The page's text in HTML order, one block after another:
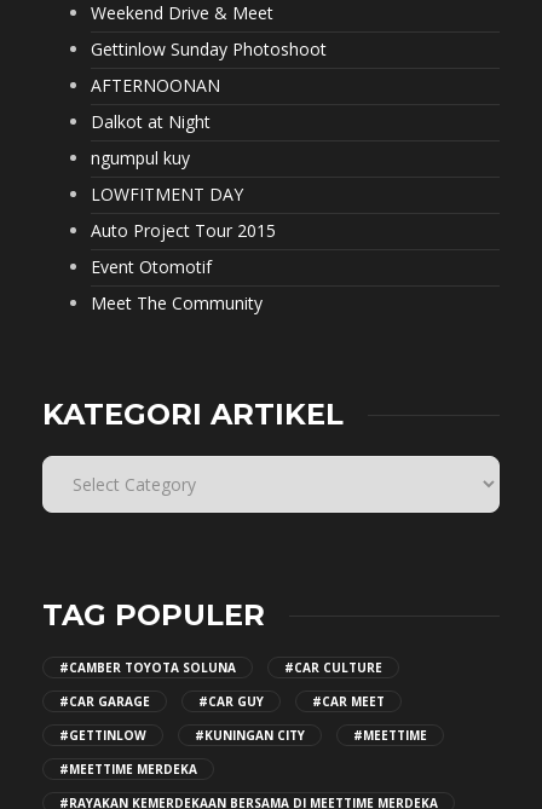
Weekend Drive & Meet
Gettinlow Sunday Photoshoot
AFTERNOONAN
Dalkot at Night
ngumpul kuy
LOWFITMENT DAY
Auto Project Tour 2015
Event Otomotif
Meet The Community
KATEGORI ARTIKEL
TAG POPULER
#CAMBER TOYOTA SOLUNA
#CAR CULTURE
#CAR GARAGE
#CAR GUY
#CAR MEET
#GETTINLOW
#KUNINGAN CITY
#MEETTIME
#MEETTIME MERDEKA
#RAYAKAN KEMERDEKAAN BERSAMA DI MEETTIME MERDEKA